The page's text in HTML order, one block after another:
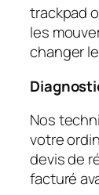
trackpad
les
changer
Nos
votre
devis de
facturé